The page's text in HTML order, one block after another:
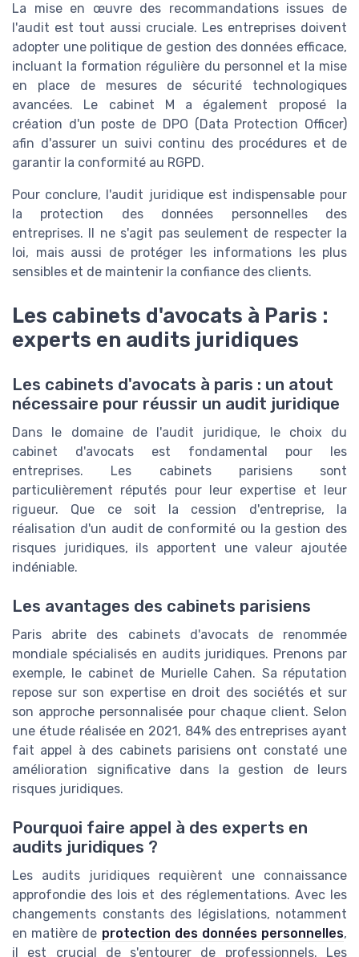
La mise en œuvre des recommandations issues de
l'audit est tout aussi cruciale. Les entreprises doivent
adopter une politique de gestion des données efficace,
incluant la formation régulière du personnel et la mise
en place de mesures de sécurité technologiques
avancées. Le cabinet M a également proposé la
création d'un poste de DPO (Data Protection Officer)
afin d'assurer un suivi continu des procédures et de
garantir la conformité au RGPD.
Pour conclure, l'audit juridique est indispensable pour
la protection des données personnelles des
entreprises. Il ne s'agit pas seulement de respecter la
loi, mais aussi de protéger les informations les plus
sensibles et de maintenir la confiance des clients.
Les cabinets d'avocats à Paris :
experts en audits juridiques
Les cabinets d'avocats à paris : un atout
nécessaire pour réussir un audit juridique
Dans le domaine de l'audit juridique, le choix du
cabinet d'avocats est fondamental pour les
entreprises. Les cabinets parisiens sont
particulièrement réputés pour leur expertise et leur
rigueur. Que ce soit la cession d'entreprise, la
réalisation d'un audit de conformité ou la gestion des
risques juridiques, ils apportent une valeur ajoutée
indéniable.
Les avantages des cabinets parisiens
Paris abrite des cabinets d'avocats de renommée
mondiale spécialisés en audits juridiques. Prenons par
exemple, le cabinet de Murielle Cahen. Sa réputation
repose sur son expertise en droit des sociétés et sur
son approche personnalisée pour chaque client. Selon
une étude réalisée en 2021, 84% des entreprises ayant
fait appel à des cabinets parisiens ont constaté une
amélioration significative dans la gestion de leurs
risques juridiques.
Pourquoi faire appel à des experts en
audits juridiques ?
Les audits juridiques requièrent une connaissance
approfondie des lois et des réglementations. Avec les
changements constants des législations, notamment
en matière de protection des données personnelles,
il est crucial de s'entourer de professionnels. Les